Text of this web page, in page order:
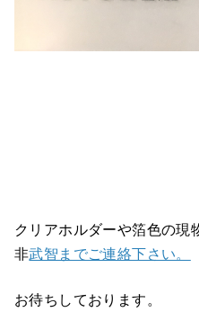
クリアホルダーや箔色の現
非武智までご連絡下さい。
お待ちしております。